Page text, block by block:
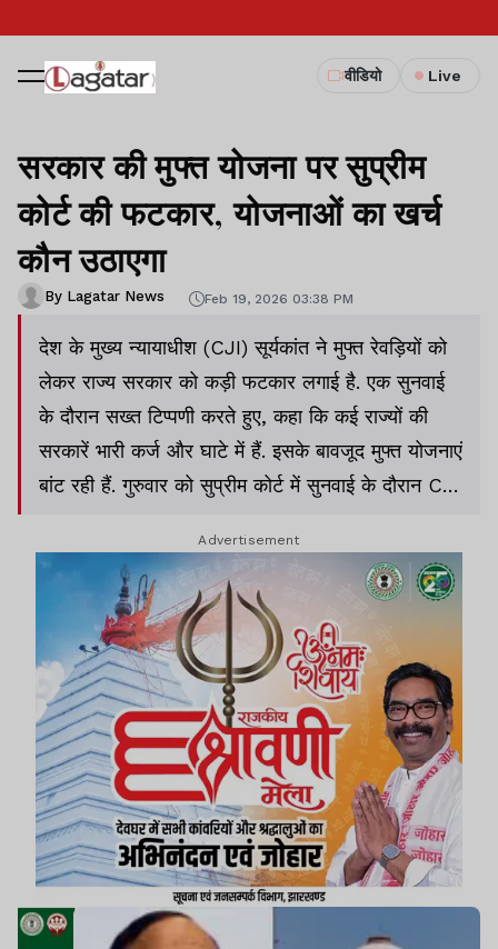
वीडियो Live
सरकार की मुफ्त योजना पर सुप्रीम
कोर्ट की फटकार, योजनाओं का खर्च
कौन उठाएगा
By Lagatar News Feb 19, 2026 03:38 PM
देश के मुख्य न्यायाधीश (CJI) सूर्यकांत ने मुफ्त रेवड़ियों को
लेकर राज्य सरकार को कड़ी फटकार लगाई है. एक सुनवाई
के दौरान सख्त टिप्पणी करते हुए, कहा कि कई राज्यों की
सरकारें भारी कर्ज और घाटे में हैं. इसके बावजूद मुफ्त योजनाएं
बांट रही हैं. गुरुवार को सुप्रीम कोर्ट में सुनवाई के दौरान CJI
Advertisement